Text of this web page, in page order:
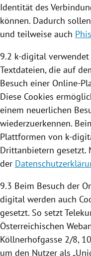
Identität des
können. Dadurch sollen
und teilweise auch
9.2 k-digital verwendet
Textdateien, die auf
Besuch einer Online-
Diese Cookies
einem neuerlichen
wiederzuerkennen.
Plattformen von k-
Drittanbietern gesetzt.
der
9.3 Beim Besuch der
digital werden auch
gesetzt. So setzt
Österreichischen
Köllnerhofgasse 2/8,
um den Nutzer als